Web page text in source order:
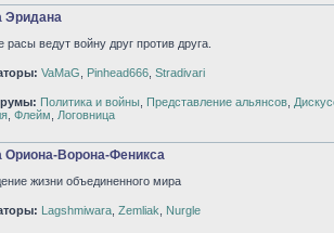
Эридана
расы ведут войну друг против друга.
VaMaG Pinhead666 Stradivari
Политика и войны Представление альянсов
Флейм Логовница
Ворона-Феникса
жизни объединенного мира
Lagshmiwara Zemliak Nurgle